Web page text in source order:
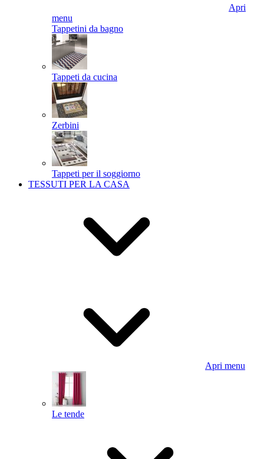
Apri
menu
Tappetini da bagno
Tappeti da cucina
Zerbini
Tappeti per il soggiorno
TESSUTI PER LA CASA
Apri menu
Le tende